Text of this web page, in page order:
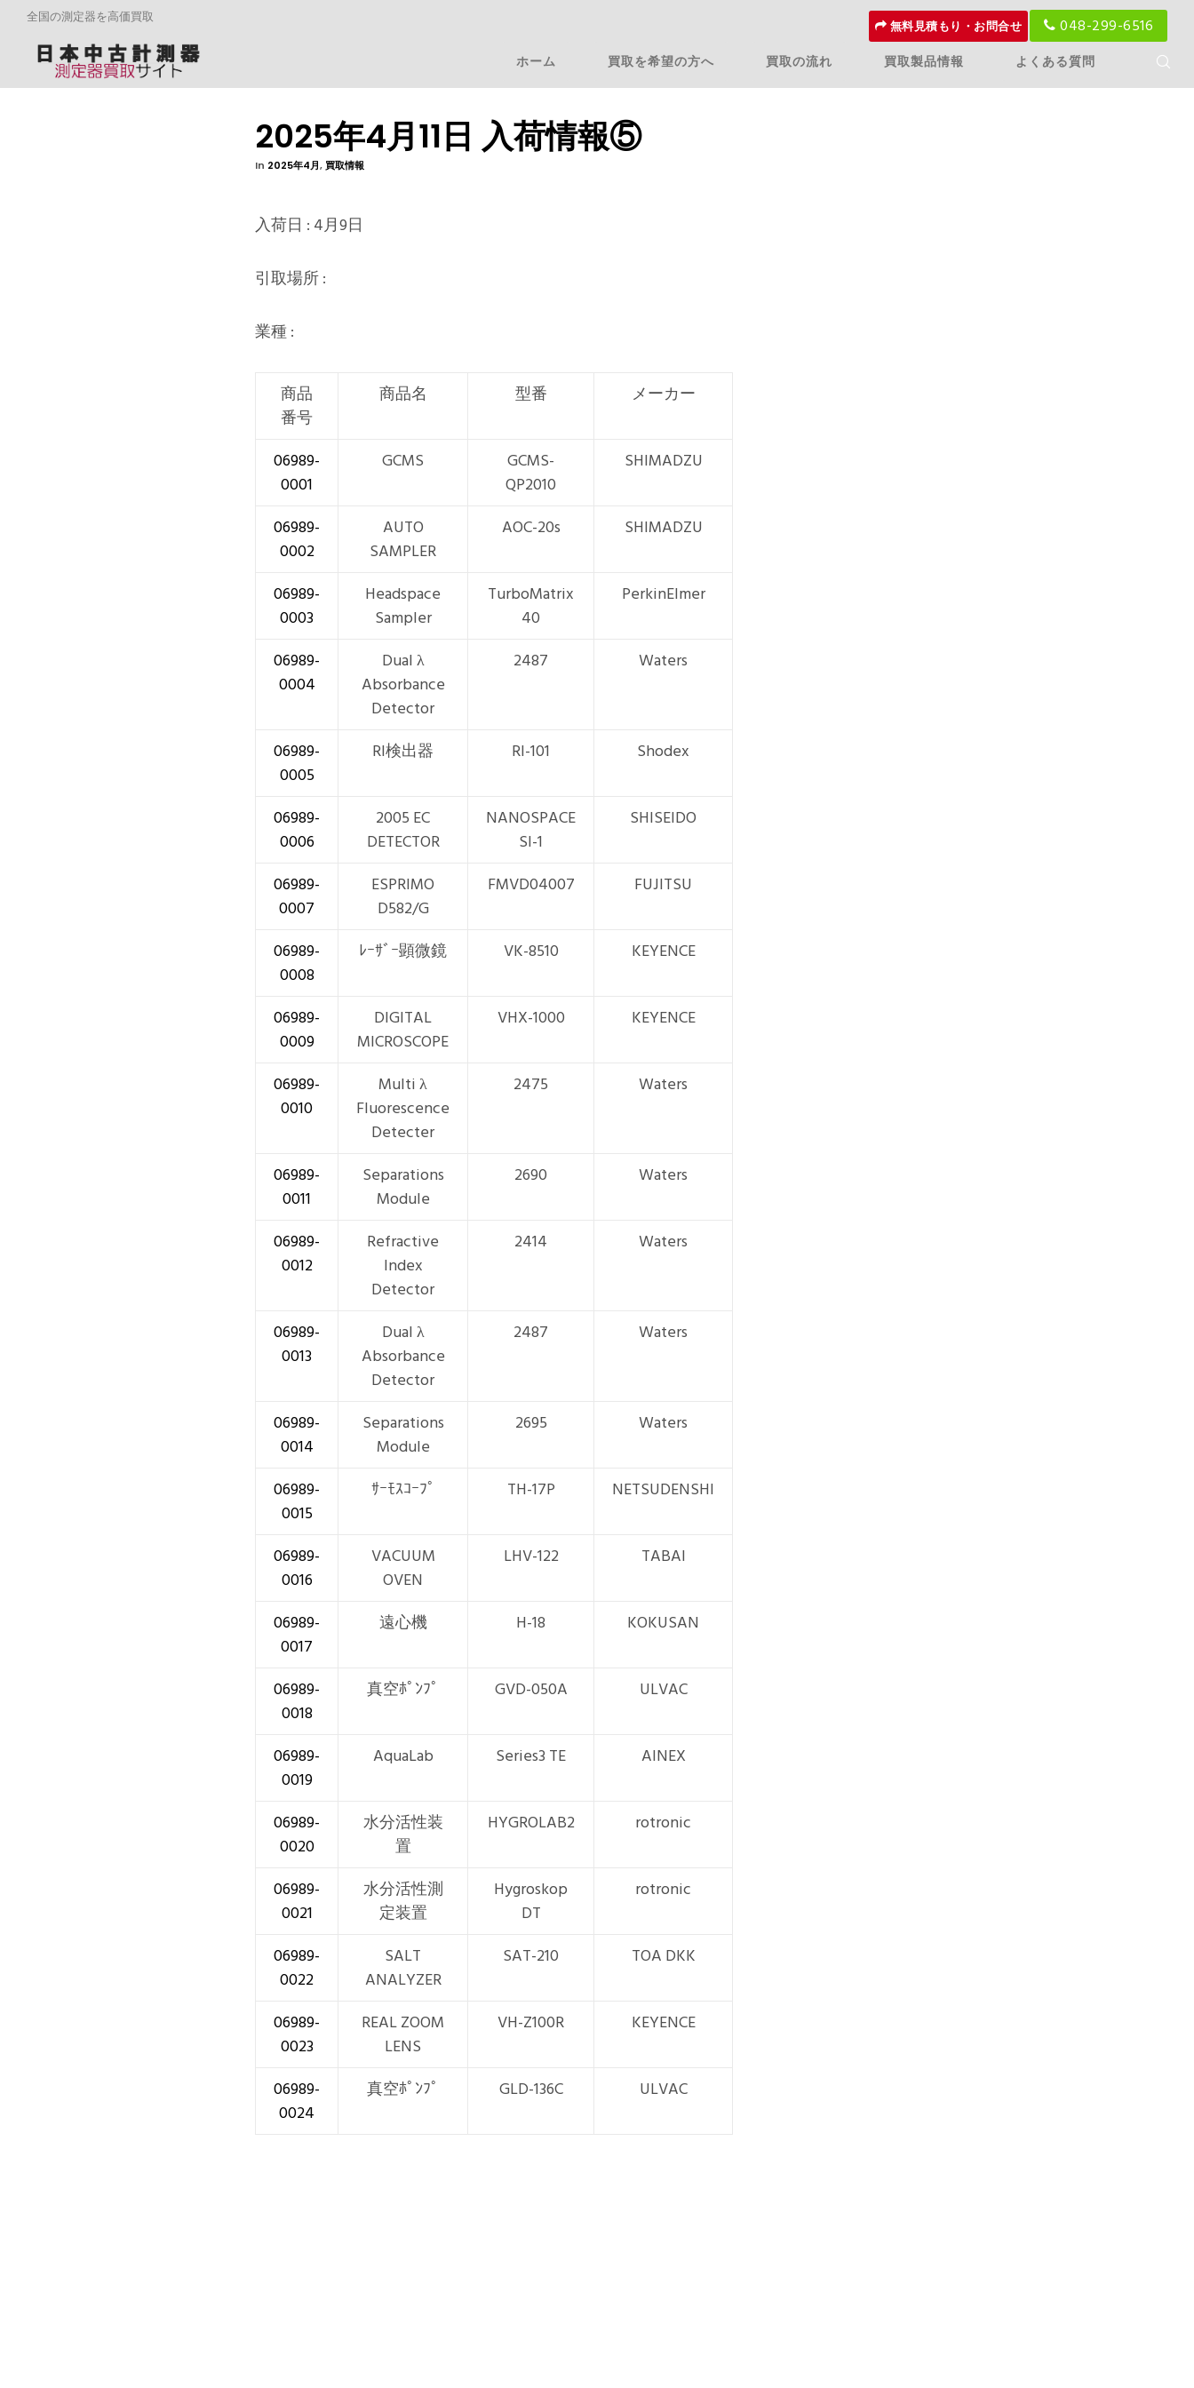
全国の測定器を高価買取 無料見積もり・お問合せ 048-299-6516
ホーム 買取を希望の方へ 買取の流れ 買取製品情報 よくある質問
2025年4月11日 入荷情報⑤
In 2025年4月, 買取情報
入荷日 : 4月9日
引取場所 :
業種 :
商品
番号
商品名 型番 メーカー
06989-
0001
GCMS
GCMS-
QP2010
SHIMADZU
06989-
0002
AUTO
SAMPLER
AOC-20s SHIMADZU
06989-
0003
Headspace
Sampler
TurboMatrix
40
PerkinElmer
06989-
0004
Dual λ
Absorbance
Detector
2487 Waters
06989-
0005
RI検出器 RI-101 Shodex
06989-
0006
2005 EC
DETECTOR
NANOSPACE
SI-1
SHISEIDO
06989-
0007
ESPRIMO
D582/G
FMVD04007 FUJITSU
06989-
0008
ﾚｰｻﾞｰ顕微鏡 VK-8510 KEYENCE
06989-
0009
DIGITAL
MICROSCOPE
VHX-1000 KEYENCE
06989-
0010
Multi λ
Fluorescence
Detecter
2475 Waters
06989-
0011
Separations
Module
2690 Waters
06989-
0012
Refractive
Index
Detector
2414 Waters
06989-
0013
Dual λ
Absorbance
Detector
2487 Waters
06989-
0014
Separations
Module
2695 Waters
06989-
0015
ｻｰﾓｽｺｰﾌﾟ TH-17P NETSUDENSHI
06989-
0016
VACUUM
OVEN
LHV-122 TABAI
06989-
0017
遠心機 H-18 KOKUSAN
06989-
0018
真空ﾎﾟﾝﾌﾟ GVD-050A ULVAC
06989-
0019
AquaLab Series3 TE AINEX
06989-
0020
水分活性装
置
HYGROLAB2 rotronic
06989-
0021
水分活性測
定装置
Hygroskop
DT
rotronic
06989-
0022
SALT
ANALYZER
SAT-210 TOA DKK
06989-
0023
REAL ZOOM
LENS
VH-Z100R KEYENCE
06989-
0024
真空ﾎﾟﾝﾌﾟ GLD-136C ULVAC